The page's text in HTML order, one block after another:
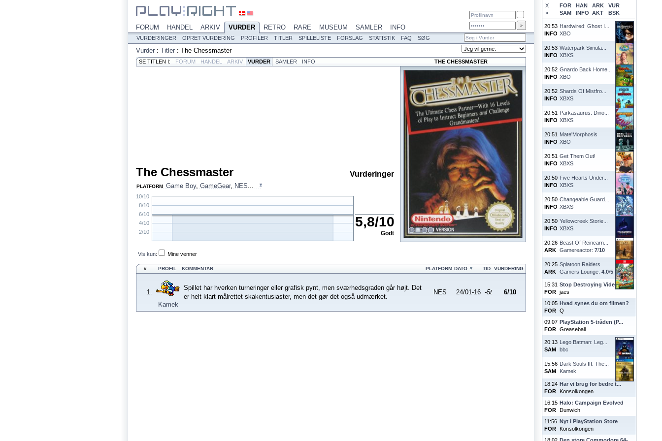
X FOR HAN ARK
VUR
»
SAM INFO AKT BSK
20:53
INFO
Hardwired: Ghost I...
XBO
20:53
INFO
Waterpark Simula...
XBXS
20:52
INFO
Gnardo Back Home...
XBO
20:52
INFO
Shards Of Mistfro...
XBXS
20:51
INFO
Parkasaurus: Dino...
XBXS
20:51
INFO
Mate'Morphosis
XBO
20:51
INFO
Get Them Out!
XBXS
20:50
INFO
Five Hearts Under...
XBXS
20:50
INFO
Changeable Guard...
XBXS
20:50
INFO
Yellowcreek Storie...
XBXS
20:26
ARK
Beast Of Reincarn...
Gamereactor: 7/10
20:25
ARK
Splatoon Raiders
Gamers Lounge: 4.0/5
15:31
FOR
Stop Destroying Videoga...
jaes
10:05
FOR
Hvad synes du om filmen?
Q
09:07
FOR
PlayStation 5-tråden (P...
Greaseball
20:13
SAM
Lego Batman: Leg...
bbc
15:56
SAM
Dark Souls III: The...
Kamek
18:24
FOR
Har vi brug for bedre t...
Konsolkongen
16:15
FOR
Halo: Campaign Evolved
Dunwich
11:56
FOR
Nyt i PlayStation Store
Konsolkongen
FORUM HANDEL ARKIV VURDER RETRO RARE MUSEUM SAMLER INFO
VURDERINGER OPRET VURDERING PROFILER TITLER SPILLELISTE FORSLAG STATISTIK FAQ SØG
Vurder : Titler : The Chessmaster
SE TITLEN I: FORUM HANDEL ARKIV VURDER SAMLER INFO THE CHESSMASTER
The Chessmaster Vurderinger
PLATFORM Game Boy, GameGear, NES...
2/10
4/10
6/10
8/10
10/10
5,8/10
Godt
Vis kun: Mine venner
# PROFIL KOMMENTAR PLATFORM DATO TID VURDERING
1.
Kamek
Spillet har hverken turneringer eller grafisk pynt, men sværhedsgraden går højt. Det
er helt klart målrettet skakentusiaster, men det gør det også udmærket.
NES 24/01-16 -5t 6/10